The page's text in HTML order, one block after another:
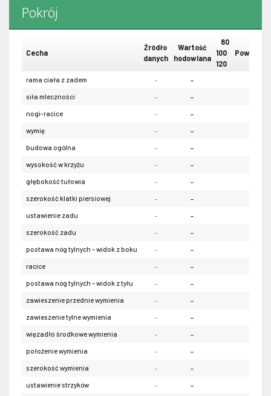
Pokrój
Cecha
Źródło
danych
Wartość
hodowlana
80
100
120
rama ciała z zadem - -
siła mleczności - -
nogi-racice - -
wymię - -
budowa ogólna - -
wysokość w krzyżu - -
głębokość tułowia - -
szerokość klatki piersiowej - -
ustawienie zadu - -
szerokość zadu - -
postawa nóg tylnych – widok z boku - -
racice - -
postawa nóg tylnych – widok z tyłu - -
zawieszenie przednie wymienia - -
zawieszenie tylne wymienia - -
więzadło środkowe wymienia - -
położenie wymienia - -
szerokość wymienia - -
ustawienie strzyków - -